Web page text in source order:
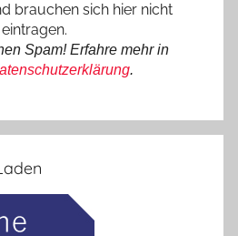
brauchen sich hier nicht
eintragen.
Spam! Erfahre mehr in
.